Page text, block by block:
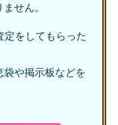
せん。
定をしてもらった
や掲示板などを